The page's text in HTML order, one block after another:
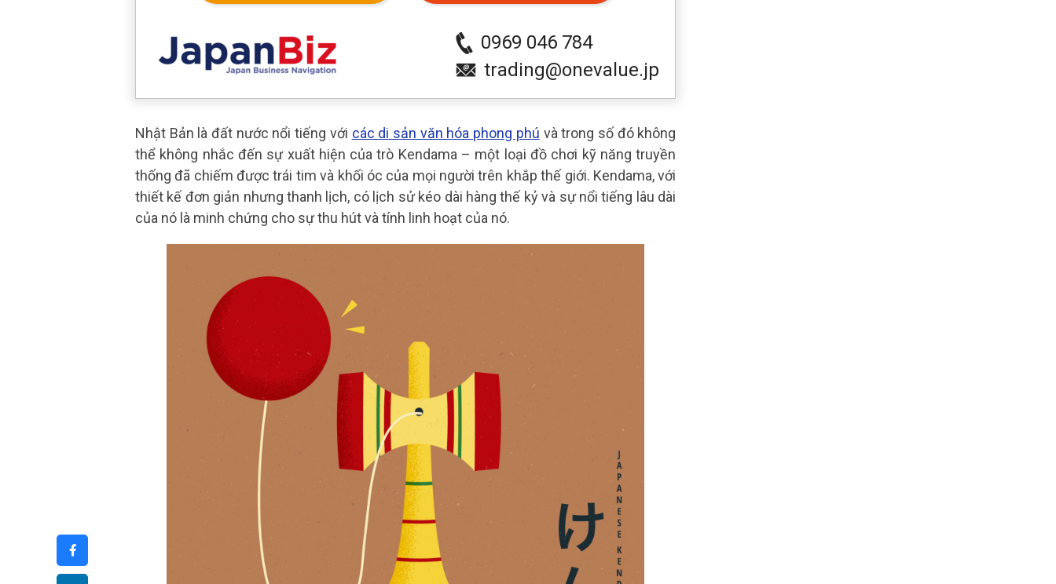
0969 046 784
trading@onevalue.jp
Nhật Bản là đất nước nổi tiếng với các di sản văn hóa phong phú và trong số đó không
thể không nhắc đến sự xuất hiện của trò Kendama – một loại đồ chơi kỹ năng truyền
thống đã chiếm được trái tim và khối óc của mọi người trên khắp thế giới. Kendama, với
thiết kế đơn giản nhưng thanh lịch, có lịch sử kéo dài hàng thế kỷ và sự nổi tiếng lâu dài
của nó là minh chứng cho sự thu hút và tính linh hoạt của nó.